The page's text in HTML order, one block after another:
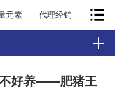
元素 代理经销
不好养——肥猪王